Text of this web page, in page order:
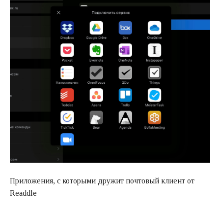
Приложения, с которыми дружит почтовый клиент от
Readdle